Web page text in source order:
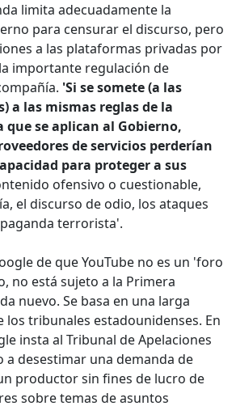
limita adecuadamente la
para censurar el discurso, pero
a las plataformas privadas por
importante regulación de
'Si se somete (a las
a las mismas reglas de la
que se aplican al Gobierno,
de servicios perderían
para proteger a sus
ofensivo o cuestionable,
el discurso de odio, los ataques
terrorista'.
de que YouTube no es un 'foro
no está sujeto a la Primera
nuevo. Se basa en una larga
los tribunales estadounidenses. En
insta al Tribunal de Apelaciones
a desestimar una demanda de
productor sin fines de lucro de
sobre temas de asuntos